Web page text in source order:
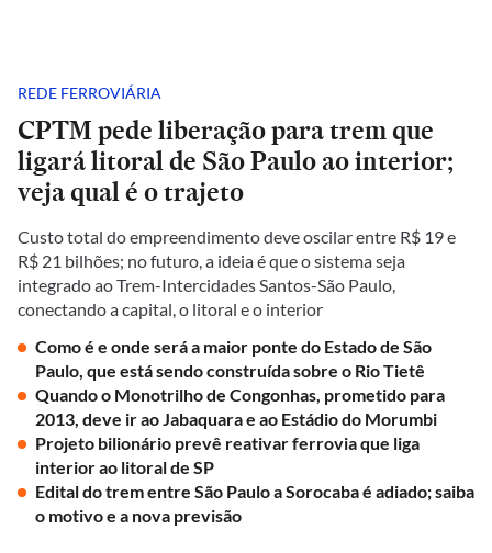
REDE FERROVIÁRIA
CPTM pede liberação para trem que
ligará litoral de São Paulo ao interior;
veja qual é o trajeto
Custo total do empreendimento deve oscilar entre R$ 19 e
R$ 21 bilhões; no futuro, a ideia é que o sistema seja
integrado ao Trem-Intercidades Santos-São Paulo,
conectando a capital, o litoral e o interior
Como é e onde será a maior ponte do Estado de São
Paulo, que está sendo construída sobre o Rio Tietê
Quando o Monotrilho de Congonhas, prometido para
2013, deve ir ao Jabaquara e ao Estádio do Morumbi
Projeto bilionário prevê reativar ferrovia que liga
interior ao litoral de SP
Edital do trem entre São Paulo a Sorocaba é adiado; saiba
o motivo e a nova previsão